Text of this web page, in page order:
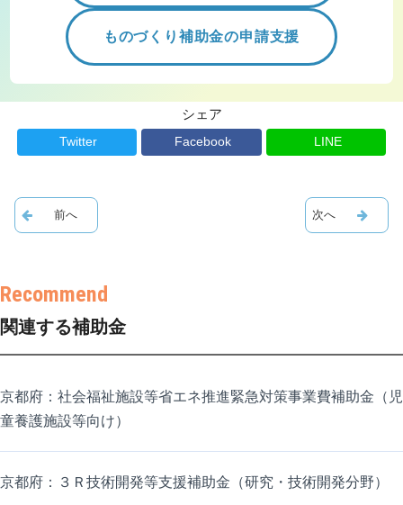
ものづくり補助金の申請支援
シェア
Twitter Facebook LINE
関連する補助金
京都府：社会福祉施設等省エネ推進緊急対策事業費補助金（児
童養護施設等向け）
京都府：３Ｒ技術開発等支援補助金（研究・技術開発分野）